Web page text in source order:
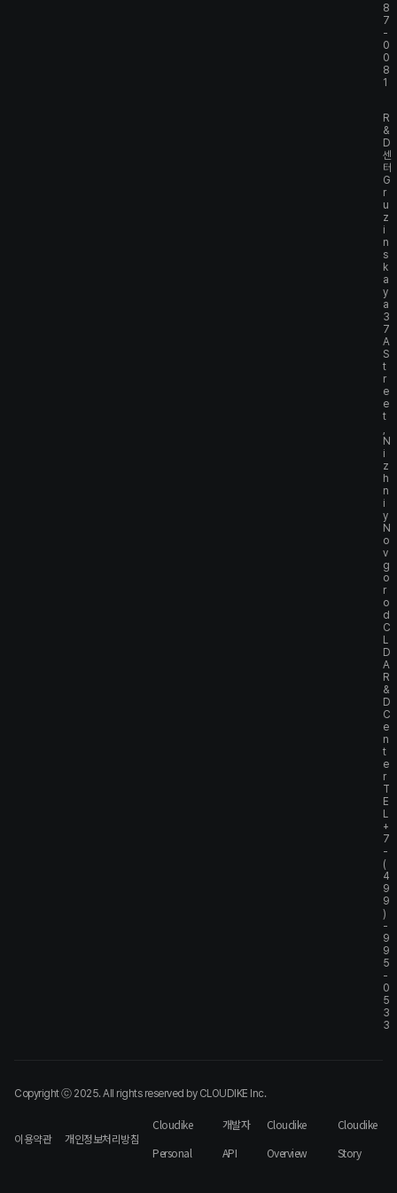
8
7
-
0
0
8
1
R
&
D
센
터
G
r
u
z
i
n
s
k
a
y
a
3
7
A
S
t
r
e
e
t
N
i
z
h
n
i
y
N
o
v
g
o
r
o
d
C
L
D
A
R
&
D
C
e
n
t
e
r
T
E
L
+
7
-
(
4
9
9
)
-
9
9
5
-
0
5
3
3
Copyright ⓒ 2025. All rights reserved by CLOUDIKE Inc.
이용약관 개인정보처리방침
Cloudike
Personal
개발자
API
Cloudike
Overview
Cloudike
Story